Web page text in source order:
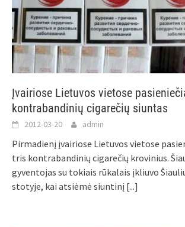
Įvairiose Lietuvos vietose
kontrabandinių cigarečių siuntas
2012-03-20 admin
Pirmadienį įvairiose Lietuvos vietose
tris kontrabandinių cigarečių krovinius.
gyventojas su tokiais rūkalais įkliuvo
stotyje, kai atsiėmė siuntinį [...]